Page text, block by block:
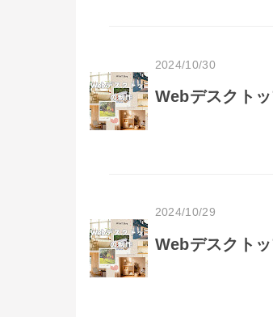
2024/10/30
Webデスクト
2024/10/29
Webデスクト